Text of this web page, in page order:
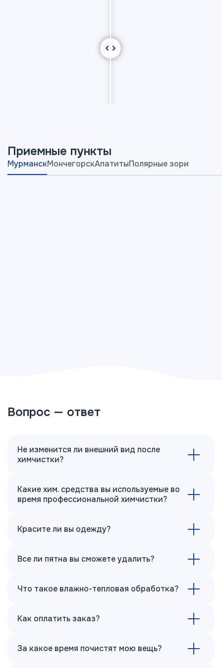
Приемные пункты
МурманскМончегорскАпатитыПолярные зори
Вопрос — ответ
Не изменится ли внешний вид после
химчистки?
Какие хим. средства вы используемые во
время профессиональной химчистки?
Красите ли вы одежду?
Все ли пятна вы сможете удалить?
Что такое влажно-тепловая обработка?
Как оплатить заказ?
За какое время почистят мою вещь?